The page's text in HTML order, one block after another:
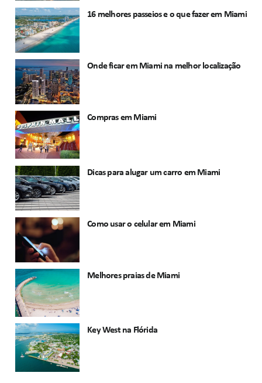
16 melhores passeios e o que fazer em Miami
Onde ficar em Miami na melhor localização
Compras em Miami
Dicas para alugar um carro em Miami
Como usar o celular em Miami
Melhores praias de Miami
Key West na Flórida